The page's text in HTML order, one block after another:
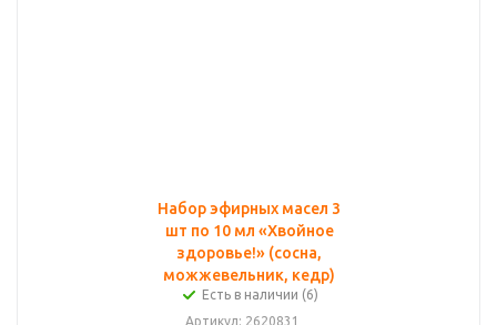
Набор эфирных масел 3
шт по 10 мл «Хвойное
здоровье!» (сосна,
можжевельник, кедр)
Есть в наличии (6)
Артикул: 2620831